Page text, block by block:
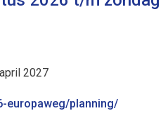
2027
europaweg/planning/